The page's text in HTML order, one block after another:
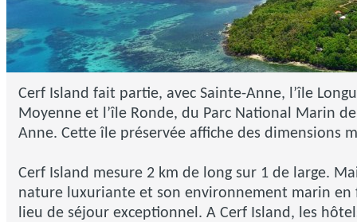
Cerf Island fait partie, avec Sainte-Anne, l’île
Moyenne et l’île Ronde, du Parc National Marin
Anne. Cette île préservée affiche des dimensions
Cerf Island mesure 2 km de long sur 1 de large.
nature luxuriante et son environnement marin en
lieu de séjour exceptionnel. A Cerf Island, les